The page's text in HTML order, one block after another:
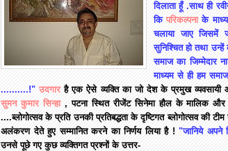
दिलाता हूँ .साथ ही
किपरिकल्पनाके
चलाया जाए जिसमें
सुनिश्चित हो तथा
समाज का जिम्मेदार
माध्यम से ही हम
..........!" उदगारहै एक ऐसे व्यक्ति का जो देश के प्रमुख
सुमन कुमार सिन्हा, पटना स्थित रीजेंट सिनेमा हौल के मालिक
....ब्लोगोत्सव के प्रति उनकी प्रतिबद्धता के दृष्टिगत ब्लोगोत्सव की
अलंकरण देते हुए सम्मानित करने का निर्णय लिया है !"जानिये अपने
उनसे पूछे गए कुछ व्यक्तिगत प्रश्नों के उत्तर-